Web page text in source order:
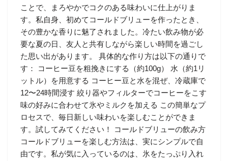
ことで、まろやかでコクのある味わいに仕上がりま
す。私自身、初めてコールドブリューを作ったとき、
その豊かな香りに魅了されました。冷たい飲み物が必
要な夏の日、友人と共有しながら楽しい時間を過ごし
た思い出があります。 具体的な作り方は以下の通りで
す： コーヒー豆を粗挽きにする（約100g） 水（約1リ
ットル）を用意する コーヒー豆と水を混ぜ、冷蔵庫で
12〜24時間浸す 絞り器やフィルターでコーヒーをこす
味の好みに合わせて氷やミルクを加える この簡単なプ
ロセスで、毎日新しい味わいを楽しむことができま
す。試してみてください！ コールドブリューの飲み方
コールドブリューを楽しむ方法は、実にシンプルで自
由です。私が気に入っているのは、氷をたっぷり入れ